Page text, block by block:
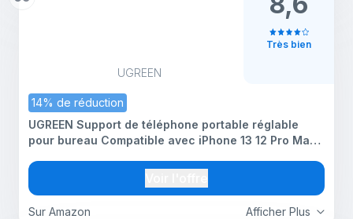
UGREEN
14% de réduction
Afficher Plus
Sur Amazon
UGREEN Support de téléphone portable réglable
pour bureau Compatible avec iPhone 13 12 Pro Max
S10 S9 S8 Téléphone portable pliable Noir
Très bien